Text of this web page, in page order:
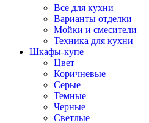
Все для кухни
Варианты отделки
Мойки и смесители
Техника для кухни
Шкафы-купе
Цвет
Коричневые
Серые
Темные
Черные
Светлые